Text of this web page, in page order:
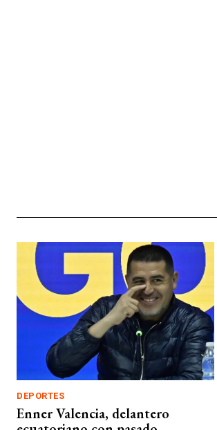
DEPORTES
Enner Valencia, delantero